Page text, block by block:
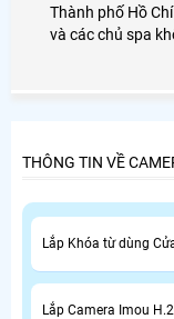
Thành phố Hồ
và các chủ spa
THÔNG TIN VỀ
Lắp Khóa từ dùng
Lắp Camera Imou